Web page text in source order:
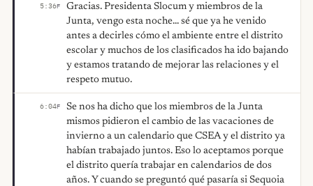
5:36F
Gracias. Presidenta Slocum y miembros de la
Junta, vengo esta noche... sé que ya he venido
antes a decirles cómo el ambiente entre el distrito
escolar y muchos de los clasificados ha ido bajando
y estamos tratando de mejorar las relaciones y el
respeto mutuo.
6:04F
Se nos ha dicho que los miembros de la Junta
mismos pidieron el cambio de las vacaciones de
invierno a un calendario que CSEA y el distrito ya
habían trabajado juntos. Eso lo aceptamos porque
el distrito quería trabajar en calendarios de dos
años. Y cuando se preguntó qué pasaría si Sequoia